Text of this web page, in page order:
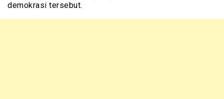
demokrasi tersebut.